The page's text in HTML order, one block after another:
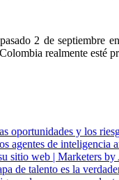
2 de septiembre
realmente esté
oportunidades y los
agentes de
sitio web | Marketers by
de talento es la